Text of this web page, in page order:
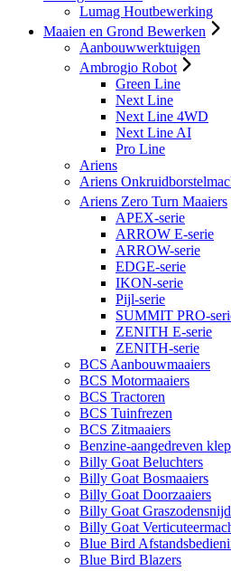
Lumag Houtbewerking
Maaien en Grond Bewerken
Aanbouwwerktuigen
Ambrogio Robot
Green Line
Next Line
Next Line 4WD
Next Line AI
Pro Line
Ariens
Ariens
Ariens Zero Turn Maaiers
APEX-serie
ARROW E-serie
ARROW-serie
EDGE-serie
IKON-serie
Pijl-serie
SUMMIT PRO-
ZENITH E-serie
ZENITH-serie
BCS Aanbouwmaaiers
BCS Motormaaiers
BCS Tractoren
BCS Tuinfrezen
BCS Zitmaaiers
Benzine-aangedreven
Billy Goat Beluchters
Billy Goat Bosmaaiers
Billy Goat Doorzaaiers
Billy Goat
Billy Goat
Blue Bird
Blue Bird Blazers